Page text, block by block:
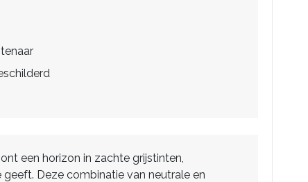
een horizon in zachte grijstinten,
Deze combinatie van neutrale en